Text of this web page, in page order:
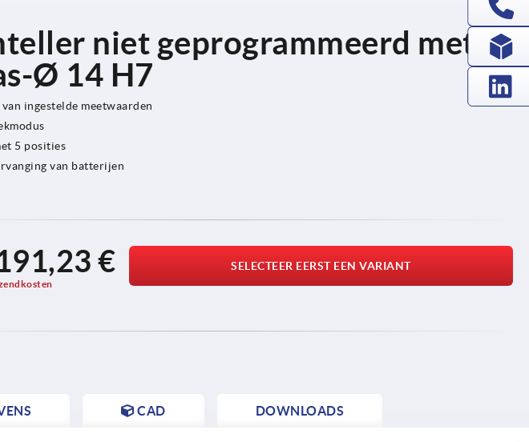
niet geprogrammeerd met
Ø 14 H7
ingestelde meetwaarden
5 posities
van batterijen
€ SELECTEER EERST EEN VARIANT
CAD DOWNLOADS